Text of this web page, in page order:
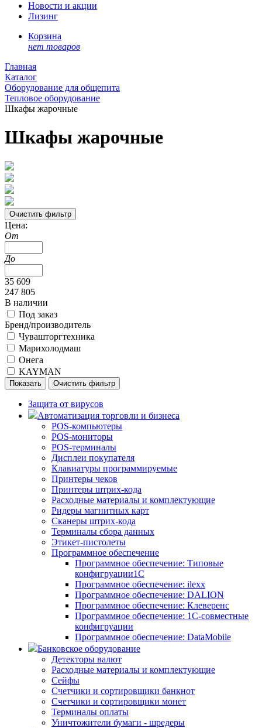
Новости и акции
Лизинг
Корзина
нет товаров
Главная
Каталог
Оборудование для общепита
Тепловое оборудование
Шкафы жарочные
Шкафы жарочные
Цена:
От
До
35 609
247 805
В наличии
Под заказ
Бренд/производитель
Чувашторгтехника
Марихолодмаш
Онега
KAYMAN
Защита от вирусов
Автоматизация торговли и бизнеса
POS-компьютеры
POS-мониторы
POS-терминалы
Дисплеи покупателя
Клавиатуры программируемые
Принтеры чеков
Принтеры штрих-кода
Расходные материалы и комплектующие
Ридеры магнитных карт
Сканеры штрих-кода
Терминалы сбора данных
Этикет-пистолеты
Программное обеспечение
Программное обеспечение: Типовые
конфигруации1С
Программное обеспечение: ilexx
Программное обеспечение: DALION
Программное обеспечение: Клеверенс
Программное обеспечение: 1С-совместные
конфигруации
Программное обеспечение: DataMobile
Банковское оборудование
Детекторы валют
Расходные материалы и комплектующие
Сейфы
Счетчики и сортировщики банкнот
Счетчики и сортировщики монет
Терминалы оплаты
Уничтожители бумаги - шредеры